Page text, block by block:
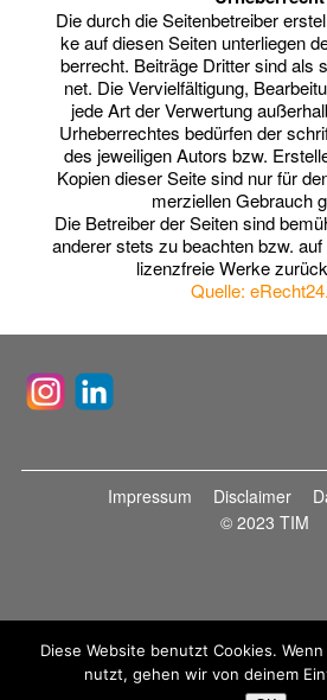
Die durch die Sei­ten­be­trei­ber
ke auf die­sen Sei­ten unter­lie­gen
ber­recht. Bei­trä­ge Drit­ter sind als
net. Die Ver­viel­fäl­ti­gung,
jede Art der Ver­wer­tung
Urhe­ber­rech­tes bedür­fen der
des jewei­li­gen Autors bzw.
Kopien die­ser Sei­te sind nur für
mer­zi­el­len Gebrauch
Die Betrei­ber der Sei­ten sind
ande­rer stets zu beach­ten bzw.
lizenz­freie Wer­ke
Quel­le:
Impressum Disclaimer
© 2023 TIM
Diese Website benutzt Cookies.
nutzt, gehen wir von deinem